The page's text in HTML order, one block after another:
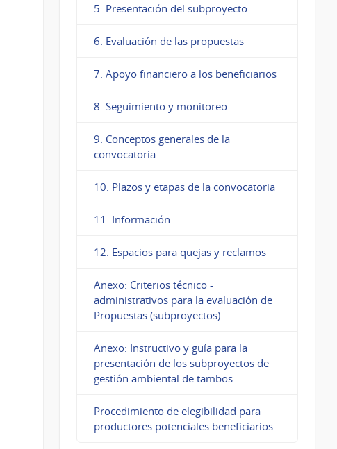
5. Presentación del subproyecto
6. Evaluación de las propuestas
7. Apoyo financiero a los beneficiarios
8. Seguimiento y monitoreo
9. Conceptos generales de la
convocatoria
10. Plazos y etapas de la convocatoria
11. Información
12. Espacios para quejas y reclamos
Anexo: Criterios técnico -
administrativos para la evaluación de
Propuestas (subproyectos)
Anexo: Instructivo y guía para la
presentación de los subproyectos de
gestión ambiental de tambos
Procedimiento de elegibilidad para
productores potenciales beneficiarios